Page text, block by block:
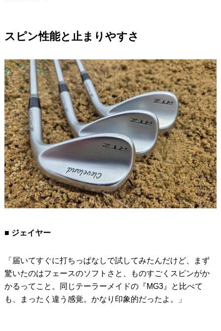
スピン性能と止まりやすさ
■ ジェイヤー
「届いてすぐに打ちっぱなしで試してみたんだけど、まず
驚いたのはフェースのソフトさと、ものすごくスピンがか
かるってこと。同じテーラーメイドの『MG3』と比べて
も、まったく違う感覚。かなり印象的だったよ。」